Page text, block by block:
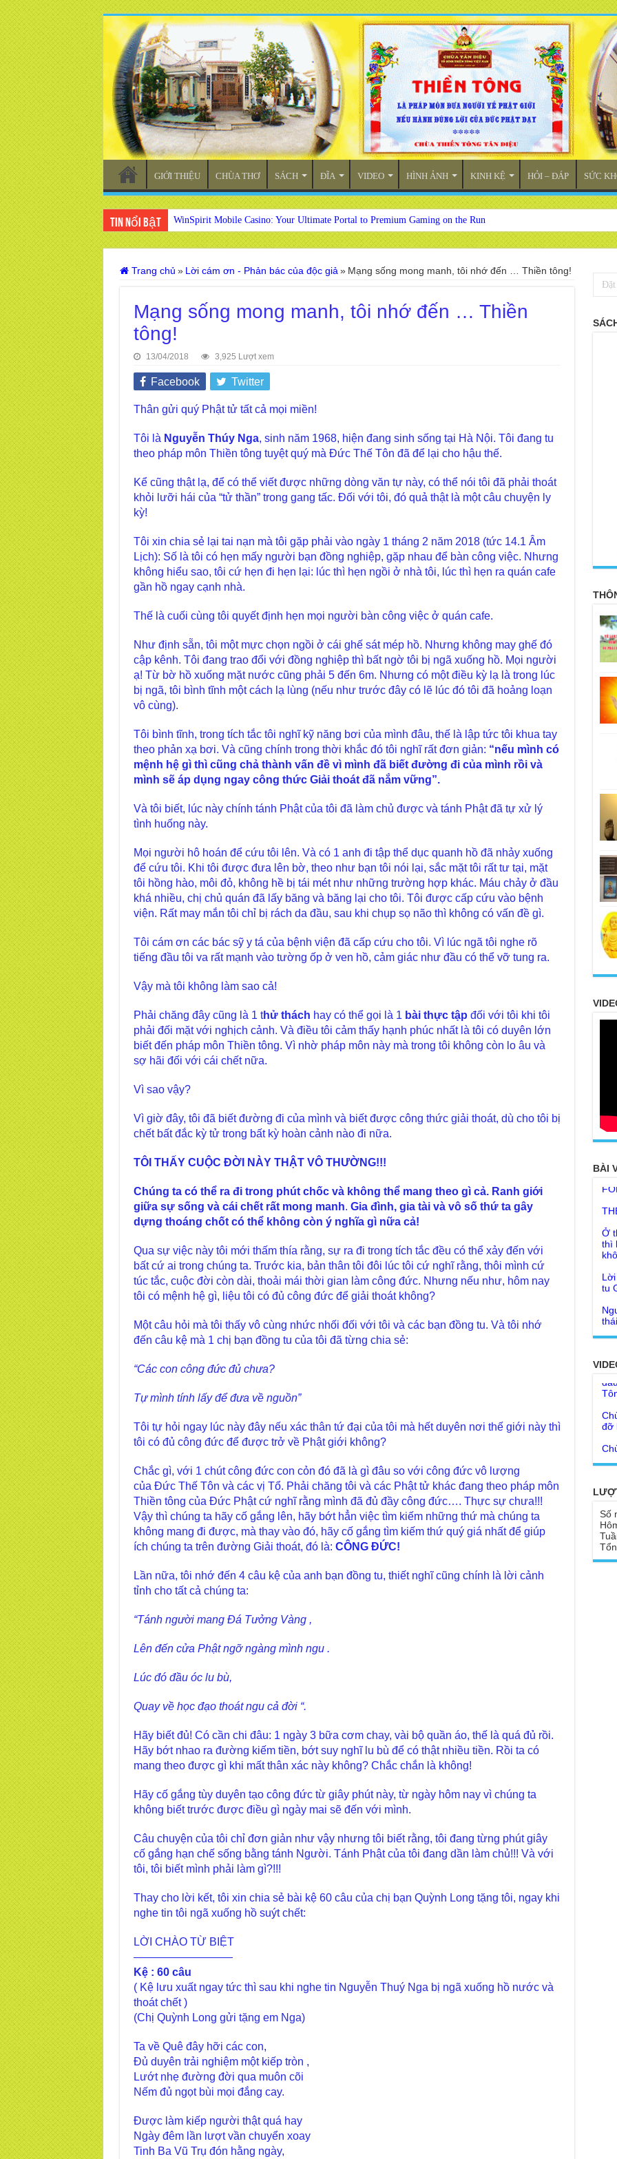
GIỚI THIỆU CHÙA THƠ SÁCH ĐĨA VIDEO HÌNH ẢNH KINH KỆ HỎI – ĐÁP SỨC
Tin nổi bật WinSpirit Mobile Casino: Your Ultimate Portal to Premium Gaming on the Run
Trang chủ » Lời cám ơn - Phản bác của độc giả » Mạng sống mong manh, tôi nhớ đến … Thiền tông!
Mạng sống mong manh, tôi nhớ đến … Thiền
tông!
13/04/2018 3,925 Lượt xem
Facebook Twitter
Thân gửi quý Phật tử tất cả mọi miền!
Tôi là Nguyễn Thúy Nga, sinh năm 1968, hiện đang sinh sống tại Hà Nội. Tôi đang tu
theo pháp môn Thiền tông tuyệt quý mà Đức Thế Tôn đã để lại cho hậu thế.
Kể cũng thật lạ, để có thể viết được những dòng văn tự này, có thể nói tôi đã phải thoát
khỏi lưỡi hái của “tử thần” trong gang tấc. Đối với tôi, đó quả thật là một câu chuyện ly
kỳ!
Tôi xin chia sẻ lại tai nạn mà tôi gặp phải vào ngày 1 tháng 2 năm 2018 (tức 14.1 Âm
Lịch): Số là tôi có hẹn mấy người bạn đồng nghiệp, gặp nhau để bàn công việc. Nhưng
không hiểu sao, tôi cứ hẹn đi hẹn lại: lúc thì hẹn ngồi ở nhà tôi, lúc thì hẹn ra quán cafe
gần hồ ngay cạnh nhà.
Thế là cuối cùng tôi quyết định hẹn mọi người bàn công việc ở quán cafe.
Như định sẵn, tôi một mực chọn ngồi ở cái ghế sát mép hồ. Nhưng không may ghế đó
cập kênh. Tôi đang trao đổi với đồng nghiệp thì bất ngờ tôi bị ngã xuống hồ. Mọi người
ạ! Từ bờ hồ xuống mặt nước cũng phải 5 đến 6m. Nhưng có một điều kỳ lạ là trong lúc
bị ngã, tôi bình tĩnh một cách lạ lùng (nếu như trước đây có lẽ lúc đó tôi đã hoảng loạn
vô cùng).
Tôi bình tĩnh, trong tích tắc tôi nghĩ kỹ năng bơi của mình đâu, thế là lập tức tôi khua tay
theo phản xạ bơi. Và cũng chính trong thời khắc đó tôi nghĩ rất đơn giản: “nếu mình có
mệnh hệ gì thì cũng chả thành vấn đề vì mình đã biết đường đi của mình rồi và
mình sẽ áp dụng ngay công thức Giải thoát đã nắm vững”.
Và tôi biết, lúc này chính tánh Phật của tôi đã làm chủ được và tánh Phật đã tự xử lý
tình huống này.
Mọi người hô hoán để cứu tôi lên. Và có 1 anh đi tập thể dục quanh hồ đã nhảy xuống
để cứu tôi. Khi tôi được đưa lên bờ, theo như bạn tôi nói lại, sắc mặt tôi rất tư tại, mặt
tôi hồng hào, môi đỏ, không hề bị tái mét như những trường hợp khác. Máu chảy ở đầu
khá nhiều, chị chủ quán đã lấy băng và băng lại cho tôi. Tôi được cấp cứu vào bệnh
viện. Rất may mắn tôi chỉ bị rách da đầu, sau khi chụp sọ não thì không có vấn đề gì.
Tôi cám ơn các bác sỹ y tá của bệnh viện đã cấp cứu cho tôi. Vì lúc ngã tôi nghe rõ
tiếng đầu tôi va rất mạnh vào tường ốp ở ven hồ, cảm giác như đầu có thể vỡ tung ra.
Vậy mà tôi không làm sao cả!
Phải chăng đây cũng là 1 thử thách hay có thể gọi là 1 bài thực tập đối với tôi khi tôi
phải đối mặt với nghịch cảnh. Và điều tôi cảm thấy hạnh phúc nhất là tôi có duyên lớn
biết đến pháp môn Thiền tông. Vì nhờ pháp môn này mà trong tôi không còn lo âu và
sợ hãi đối với cái chết nữa.
Vì sao vậy?
Vì giờ đây, tôi đã biết đường đi của mình và biết được công thức giải thoát, dù cho tôi bị
chết bất đắc kỳ tử trong bất kỳ hoàn cảnh nào đi nữa.
TÔI THẤY CUỘC ĐỜI NÀY THẬT VÔ THƯỜNG!!!
Chúng ta có thể ra đi trong phút chốc và không thể mang theo gì cả. Ranh giới
giữa sự sống và cái chết rất mong manh. Gia đình, gia tài và vô số thứ ta gây
dựng thoáng chốt có thể không còn ý nghĩa gì nữa cả!
Qua sự việc này tôi mới thấm thía rằng, sự ra đi trong tích tắc đều có thể xảy đến với
bất cứ ai trong chúng ta. Trước kia, bản thân tôi đôi lúc tôi cứ nghĩ rằng, thôi mình cứ
túc tắc, cuộc đời còn dài, thoải mái thời gian làm công đức. Nhưng nếu như, hôm nay
tôi có mệnh hệ gì, liệu tôi có đủ công đức để giải thoát không?
Một câu hỏi mà tôi thấy vô cùng nhức nhối đối với tôi và các bạn đồng tu. Và tôi nhớ
đến câu kệ mà 1 chị bạn đồng tu của tôi đã từng chia sẻ:
“Các con công đức đủ chưa?
Tự mình tính lấy để đưa về nguồn”
Tôi tự hỏi ngay lúc này đây nếu xác thân tứ đại của tôi mà hết duyên nơi thế giới này thì
tôi có đủ công đức để được trở về Phật giới không?
Chắc gì, với 1 chút công đức con cỏn đó đã là gì đâu so với công đức vô lượng
của Đức Thế Tôn và các vị Tổ. Phải chăng tôi và các Phật tử khác đang theo pháp môn
Thiền tông của Đức Phật cứ nghĩ rằng mình đã đủ đầy công đức…. Thực sự chưa!!!
Vậy thì chúng ta hãy cố gắng lên, hãy bớt hẳn việc tìm kiếm những thứ mà chúng ta
không mang đi được, mà thay vào đó, hãy cố gắng tìm kiếm thứ quý giá nhất để giúp
ích chúng ta trên đường Giải thoát, đó là: CÔNG ĐỨC!
Lần nữa, tôi nhớ đến 4 câu kệ của anh bạn đồng tu, thiết nghĩ cũng chính là lời cảnh
tỉnh cho tất cả chúng ta:
“Tánh người mang Đá Tưởng Vàng ,
Lên đến cửa Phật ngỡ ngàng mình ngu .
Lúc đó đầu óc lu bù,
Quay về học đạo thoát ngu cả đời “.
Hãy biết đủ! Có cần chi đâu: 1 ngày 3 bữa cơm chay, vài bộ quần áo, thế là quá đủ rồi.
Hãy bớt nhao ra đường kiếm tiền, bớt suy nghĩ lu bù để có thật nhiều tiền. Rồi ta có
mang theo được gì khi mất thân xác này không? Chắc chắn là không!
Hãy cố gắng tùy duyên tạo công đức từ giây phút này, từ ngày hôm nay vì chúng ta
không biết trước được điều gì ngày mai sẽ đến với mình.
Câu chuyện của tôi chỉ đơn giản như vậy nhưng tôi biết rằng, tôi đang từng phút giây
cố gắng hạn chế sống bằng tánh Người. Tánh Phật của tôi đang dần làm chủ!!! Và với
tôi, tôi biết mình phải làm gì?!!!
Thay cho lời kết, tôi xin chia sẻ bài kệ 60 câu của chị bạn Quỳnh Long tặng tôi, ngay khi
nghe tin tôi ngã xuống hồ suýt chết:
LỜI CHÀO TỪ BIỆT
—————————
Kệ : 60 câu
( Kệ lưu xuất ngay tức thì sau khi nghe tin Nguyễn Thuý Nga bị ngã xuống hồ nước và
thoát chết )
(Chị Quỳnh Long gửi tặng em Nga)
Ta về Quê đây hỡi các con,
Đủ duyên trải nghiệm một kiếp tròn ,
Lướt nhẹ đường đời qua muôn cõi
Nếm đủ ngọt bùi mọi đắng cay.
Được làm kiếp người thật quá hay
Ngày đêm lần lượt vần chuyển xoay
Tinh Ba Vũ Trụ đón hằng ngày,
BÀI
Ở
thì
tu
Tổ
đỡ
Số